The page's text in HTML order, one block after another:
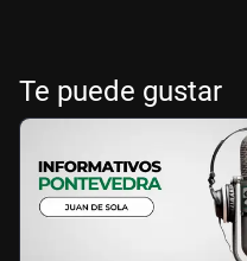
Te puede gustar